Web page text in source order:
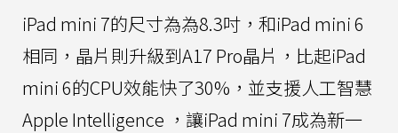
iPad mini 7的尺寸為為8.3吋，和iPad mini 6
相同，晶片則升級到A17 Pro晶片，比起iPad
mini 6的CPU效能快了30%，並支援人工智慧
Apple Intelligence ，讓iPad mini 7成為新一